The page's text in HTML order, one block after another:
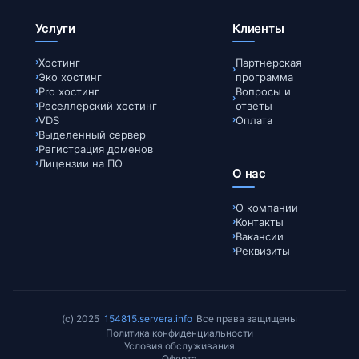
Услуги
Хостинг
Эко хостинг
Pro хостинг
Реселлерский хостинг
VDS
Выделенный сервер
Регистрация доменов
Лицензии на ПО
Клиенты
Партнерская
программа
Вопросы и
ответы
Оплата
О нас
О компании
Контакты
Вакансии
Реквизиты
(c) 2025 154815.servera.info Все права защищены
Политика конфиденциальности
Условия обслуживания